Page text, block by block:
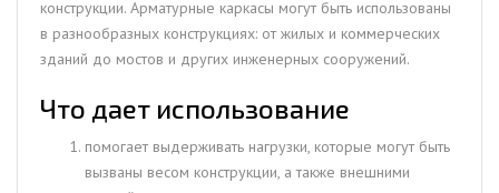
конструкции. Арматурные каркасы могут быть использованы
в разнообразных конструкциях: от жилых и коммерческих
зданий до мостов и других инженерных сооружений.
Что дает использование
помогает выдерживать нагрузки, которые могут быть
вызваны весом конструкции, а также внешними